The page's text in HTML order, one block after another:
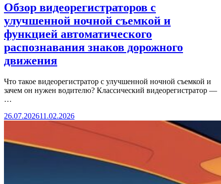
Обзор видеорегистраторов с
улучшенной ночной съемкой и
функцией автоматического
распознавания знаков дорожного
движения
Что такое видеорегистратор с улучшенной ночной съемкой и
зачем он нужен водителю? Классический видеорегистратор —
…
26.07.202611.02.2026